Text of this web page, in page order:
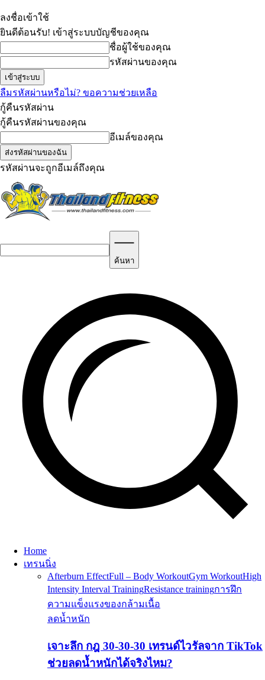
ลงชื่อเข้าใช้
ยินดีต้อนรับ! เข้าสู่ระบบบัญชีของคุณ
ชื่อผู้ใช้ของคุณ
รหัสผ่านของคุณ
ลืมรหัสผ่านหรือไม่? ขอความช่วยเหลือ
กู้คืนรหัสผ่าน
กู้คืนรหัสผ่านของคุณ
อีเมล์ของคุณ
รหัสผ่านจะถูกอีเมล์ถึงคุณ
ค้นหา
Home
เทรนนิ่ง
Afterburn EffectFull – Body WorkoutGym WorkoutHigh
Intensity Interval TrainingResistance trainingการฝึก
ความแข็งแรงของกล้ามเนื้อ
ลดน้ำหนัก
เจาะลึก กฎ 30-30-30 เทรนด์ไวรัลจาก TikTok
ช่วยลดน้ำหนักได้จริงไหม?